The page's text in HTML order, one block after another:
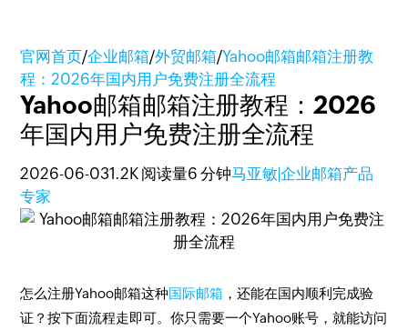
官网首页/企业邮箱/外贸邮箱/Yahoo邮箱邮箱注册教
程：2026年国内用户免费注册全流程
Yahoo邮箱邮箱注册教程：2026
年国内用户免费注册全流程
2026-06-031.2K 阅读量6 分钟马亚敏|企业邮箱产品
专家
怎么注册Yahoo邮箱这种国际邮箱 ，还能在国内顺利完成验
证？按下面流程走即可。你只需要一个Yahoo账号，就能访问